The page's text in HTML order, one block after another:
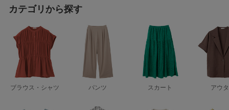
カテゴリから探す
ブラウス・シャツ パンツ スカート アウ